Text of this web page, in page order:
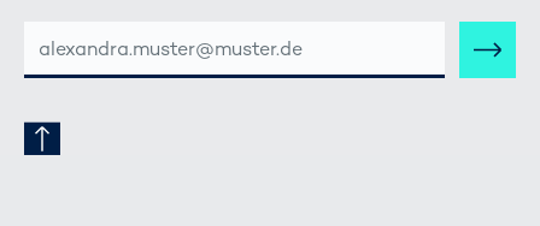
MAIL-
ADRESSE